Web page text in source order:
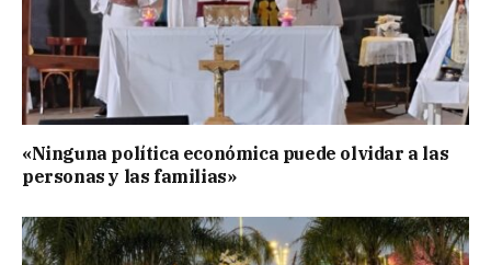
«Ninguna política económica puede olvidar a las
personas y las familias»